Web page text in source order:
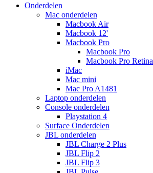
Onderdelen
Mac onderdelen
Macbook Air
Macbook 12'
Macbook Pro
Macbook Pro
Macbook Pro Retina
iMac
Mac mini
Mac Pro A1481
Laptop onderdelen
Console onderdelen
Playstation 4
Surface Onderdelen
JBL onderdelen
JBL Charge 2 Plus
JBL Flip 2
JBL Flip 3